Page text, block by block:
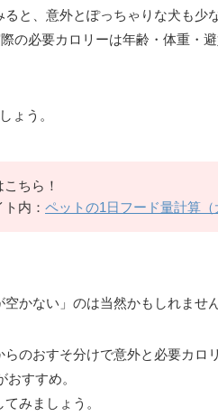
と、意外とぽっちゃりな犬も少
の必要カロリーは年齢・体重・
ょう。
ちら！
内： ペットの1日フード量計算（
かない」のは当然かもしれません
のおすそ分けで意外と必要カロ
すすめ。
みましょう。